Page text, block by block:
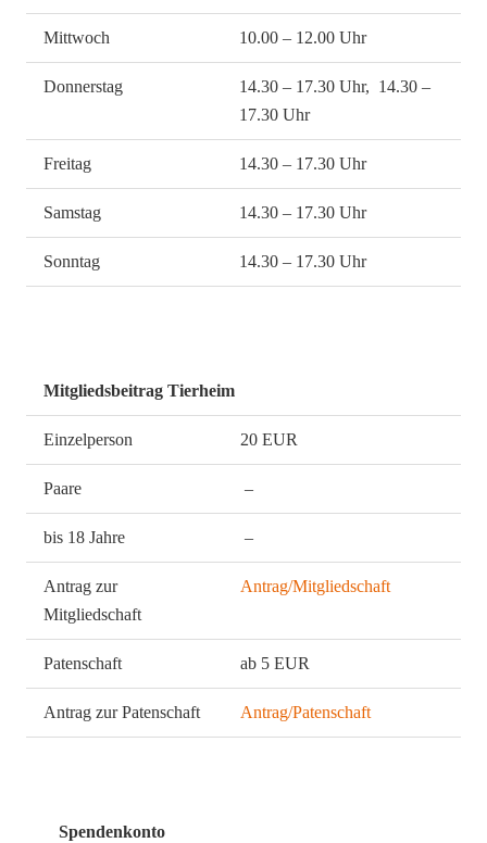
Mittwoch 10.00 – 12.00 Uhr
Donnerstag
14.30 – 17.30 Uhr, 14.30 –
17.30 Uhr
Freitag 14.30 – 17.30 Uhr
Samstag 14.30 – 17.30 Uhr
Sonntag 14.30 – 17.30 Uhr
Mitgliedsbeitrag Tierheim
Einzelperson 20 EUR
Paare –
bis 18 Jahre –
Antrag zur
Mitgliedschaft
Antrag/Mitgliedschaft
Patenschaft ab 5 EUR
Antrag zur Patenschaft Antrag/Patenschaft
Spendenkonto